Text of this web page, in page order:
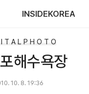
INSIDEKOREA
T A L P H O T O
해수욕장
10. 8. 19:36